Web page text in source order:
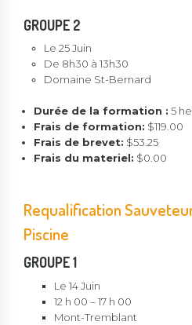
GROUPE 2
Le 25 Juin
De 8h30 à 13h30
Domaine St-Bernard
Durée de la formation : 5
Frais de formation: $119.00
Frais de brevet: $53.25
Frais du materiel: $0.00
Requalification
Piscine
GROUPE 1
Le 14 Juin
12 h 00 – 17 h 00
Mont-Tremblant